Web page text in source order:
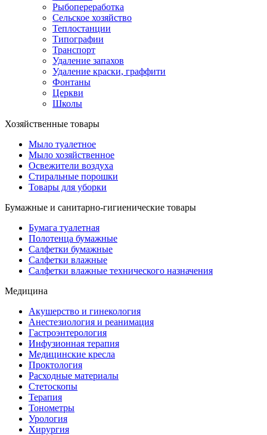
Рыбопереработка
Сельское хозяйство
Теплостанции
Типографии
Транспорт
Удаление запахов
Удаление краски, граффити
Фонтаны
Церкви
Школы
Хозяйственные товары
Мыло туалетное
Мыло хозяйственное
Освежители воздуха
Стиральные порошки
Товары для уборки
Бумажные и санитарно-гигиенические товары
Бумага туалетная
Полотенца бумажные
Салфетки бумажные
Салфетки влажные
Салфетки влажные технического назначения
Медицина
Акушерство и гинекология
Анестезиология и реанимация
Гастроэнтерология
Инфузионная терапия
Медицинские кресла
Проктология
Расходные материалы
Стетоскопы
Терапия
Тонометры
Урология
Хирургия